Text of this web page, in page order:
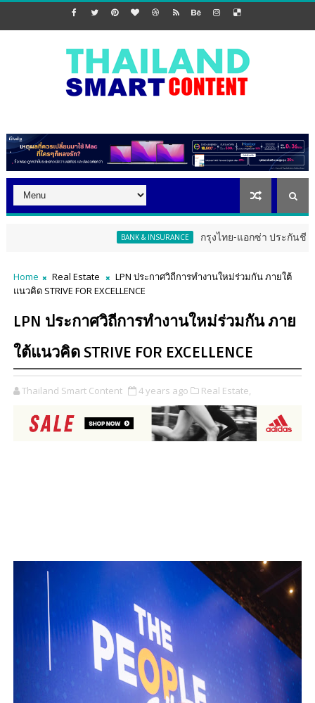
BANK & INSURANCE กรุงไทย-แอกซ่า ประกันชีวิต จัดงาน
Home Real Estate
LPN ประกาศวิถีการทำงานใหม่ร่วมกัน ภายใต้
แนวคิด STRIVE FOR EXCELLENCE
LPN ประกาศวิถีการทำงานใหม่ร่วมกัน ภาย
ใต้แนวคิด STRIVE FOR EXCELLENCE
Thailand Smart Content 4 years ago Real Estate,